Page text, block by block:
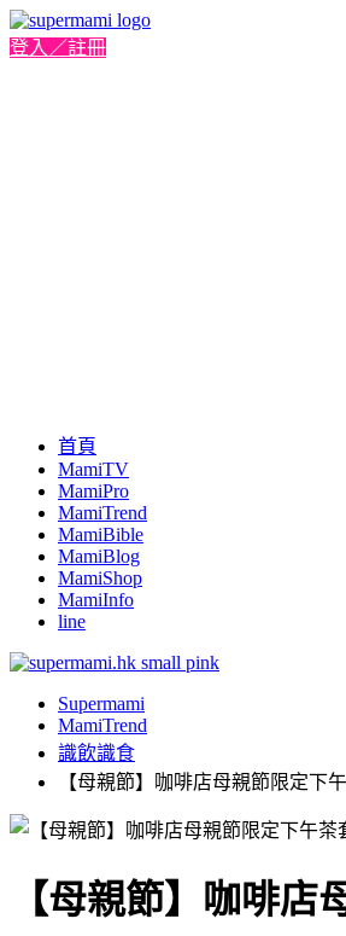
登入／註冊
首頁
MamiTV
MamiPro
MamiTrend
MamiBible
MamiBlog
MamiShop
MamiInfo
line
Supermami
MamiTrend
識飲識食
【母親節】咖啡店母親節限定下
【母親節】咖啡店